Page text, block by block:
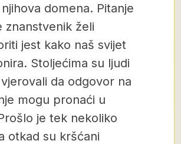
domena. Pitanje
znanstvenik želi
jest kako naš svijet
Stoljećima su ljudi
da odgovor na
mogu pronaći u
je tek nekoliko
otkad su kršćani